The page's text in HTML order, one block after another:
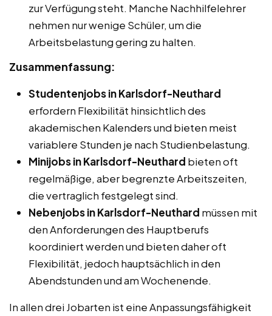
zur Verfügung steht. Manche Nachhilfelehrer
nehmen nur wenige Schüler, um die
Arbeitsbelastung gering zu halten.
Zusammenfassung:
Studentenjobs in Karlsdorf-Neuthard
erfordern Flexibilität hinsichtlich des
akademischen Kalenders und bieten meist
variablere Stunden je nach Studienbelastung.
Minijobs in Karlsdorf-Neuthard bieten oft
regelmäßige, aber begrenzte Arbeitszeiten,
die vertraglich festgelegt sind.
Nebenjobs in Karlsdorf-Neuthard müssen mit
den Anforderungen des Hauptberufs
koordiniert werden und bieten daher oft
Flexibilität, jedoch hauptsächlich in den
Abendstunden und am Wochenende.
In allen drei Jobarten ist eine Anpassungsfähigkeit